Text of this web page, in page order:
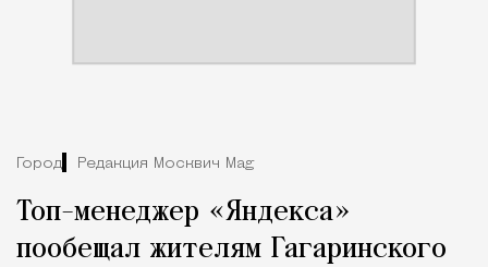
Город Редакция Москвич Mag
Топ-менеджер «Яндекса»
пообещал жителям Гагаринского